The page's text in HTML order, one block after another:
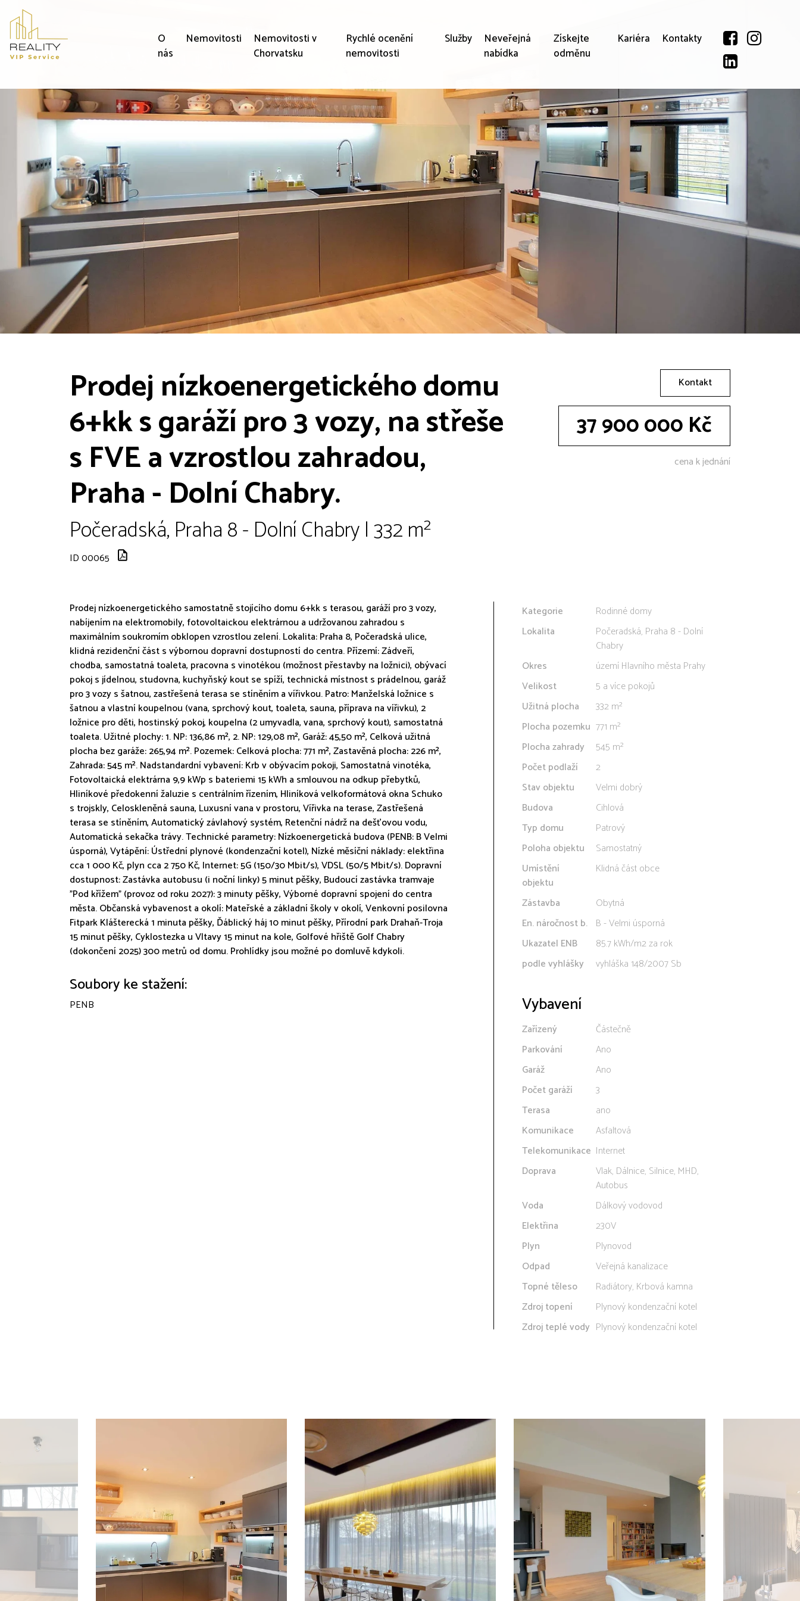
O
nás
Nemovitosti
Nemovitosti v
Chorvatsku
Rychlé ocenění
nemovitosti
Služby
Neveřejná
nabídka
Získejte
odměnu
Kariéra Kontakty
Prodej nízkoenergetického domu
6+kk s garáží pro 3 vozy, na střeše
s FVE a vzrostlou zahradou,
Praha - Dolní Chabry.
Počeradská, Praha 8 - Dolní Chabry | 332 m²
ID 00065
Kontakt
37 900 000 Kč
cena k jednání
Prodej nízkoenergetického samostatně stojícího domu 6+kk s terasou, garáží pro 3 vozy,
nabíjením na elektromobily, fotovoltaickou elektrárnou a udržovanou zahradou s
maximálním soukromím obklopen vzrostlou zelení. Lokalita: Praha 8, Počeradská ulice,
klidná rezidenční část s výbornou dopravní dostupností do centra. Přízemí: Zádveří,
chodba, samostatná toaleta, pracovna s vinotékou (možnost přestavby na ložnici), obývací
pokoj s jídelnou, studovna, kuchyňský kout se spíží, technická místnost s prádelnou, garáž
pro 3 vozy s šatnou, zastřešená terasa se stíněním a vířivkou. Patro: Manželská ložnice s
šatnou a vlastní koupelnou (vana, sprchový kout, toaleta, sauna, příprava na vířivku), 2
ložnice pro děti, hostinský pokoj, koupelna (2 umyvadla, vana, sprchový kout), samostatná
toaleta. Užitné plochy: 1. NP: 136,86 m², 2. NP: 129,08 m², Garáž: 45,50 m², Celková užitná
plocha bez garáže: 265,94 m². Pozemek: Celková plocha: 771 m², Zastavěná plocha: 226 m²,
Zahrada: 545 m². Nadstandardní vybavení: Krb v obývacím pokoji, Samostatná vinotéka,
Fotovoltaická elektrárna 9,9 kWp s bateriemi 15 kWh a smlouvou na odkup přebytků,
Hliníkové předokenní žaluzie s centrálním řízením, Hliníková velkoformátová okna Schuko
s trojskly, Celoskleněná sauna, Luxusní vana v prostoru, Vířivka na terase, Zastřešená
terasa se stíněním, Automatický závlahový systém, Retenční nádrž na dešťovou vodu,
Automatická sekačka trávy. Technické parametry: Nízkoenergetická budova (PENB: B Velmi
úsporná), Vytápění: Ústřední plynové (kondenzační kotel), Nízké měsíční náklady: elektřina
cca 1 000 Kč, plyn cca 2 750 Kč, Internet: 5G (150/30 Mbit/s), VDSL (50/5 Mbit/s). Dopravní
dostupnost: Zastávka autobusu (i noční linky) 5 minut pěšky, Budoucí zastávka tramvaje
"Pod křížem" (provoz od roku 2027): 3 minuty pěšky, Výborné dopravní spojení do centra
města. Občanská vybavenost a okolí: Mateřské a základní školy v okolí, Venkovní posilovna
Fitpark Klášterecká 1 minuta pěšky, Ďáblický háj 10 minut pěšky, Přírodní park Drahaň-Troja
15 minut pěšky, Cyklostezka u Vltavy 15 minut na kole, Golfové hřiště Golf Chabry
(dokončení 2025) 300 metrů od domu. Prohlídky jsou možné po domluvě kdykoli.
Soubory ke stažení:
PENB
Kategorie
Rodinné domy
Lokalita
Počeradská, Praha 8 - Dolní
Chabry
Okres
území Hlavního města Prahy
Velikost
5 a více pokojů
Užitná plocha
332 m²
Plocha pozemku 771 m²
Plocha zahrady
545 m²
Počet podlaží
2
Stav objektu
Velmi dobrý
Budova
Cihlová
Typ domu
Patrový
Poloha objektu
Samostatný
Umístění
objektu
Klidná část obce
Zástavba
Obytná
En. náročnost b. B - Velmi úsporná
Ukazatel ENB
85.7 kWh/m2 za rok
podle vyhlášky
vyhláška 148/2007 Sb
Vybavení
Zařízený
Částečně
Parkování
Ano
Garáž
Ano
Počet garáží
3
Terasa
ano
Komunikace
Asfaltová
Telekomunikace Internet
Doprava
Vlak, Dálnice, Silnice, MHD,
Autobus
Voda
Dálkový vodovod
Elektřina
230V
Plyn
Plynovod
Odpad
Veřejná kanalizace
Topné těleso
Radiátory, Krbová kamna
Zdroj topení
Plynový kondenzační kotel
Zdroj teplé vody Plynový kondenzační kotel